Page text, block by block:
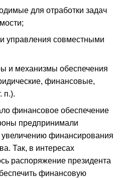
для отработки задач
управления совместными
и механизмы обеспечения
финансовые,
п.).
финансовое обеспечение
предпринимали
финансирования
Так, в интересах
распоряжение президента
финансовую